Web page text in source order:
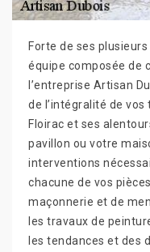
Forte de ses plusieurs
équipe composée de
l’entreprise Artisan
de l’intégralité de
Floirac et ses
pavillon ou votre
interventions
chacune de vos
maçonnerie et de
les travaux de
les tendances et des